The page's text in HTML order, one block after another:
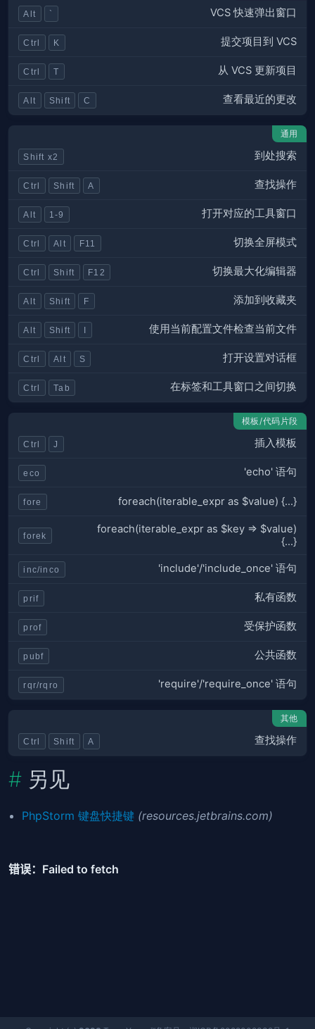
Alt ` VCS 快速弹出窗口
Ctrl K 提交项目到 VCS
Ctrl T 从 VCS 更新项目
Alt Shift C 查看最近的更改
通用
Shift x2 到处搜索
Ctrl Shift A 查找操作
Alt 1-9 打开对应的工具窗口
Ctrl Alt F11 切换全屏模式
Ctrl Shift F12 切换最大化编辑器
Alt Shift F 添加到收藏夹
Alt Shift I 使用当前配置文件检查当前文件
Ctrl Alt S 打开设置对话框
Ctrl Tab 在标签和工具窗口之间切换
模板/代码片段
Ctrl J 插入模板
eco 'echo' 语句
fore foreach(iterable_expr as $value) {...}
forek
foreach(iterable_expr as $key => $value)
{...}
inc/inco 'include'/'include_once' 语句
prif 私有函数
prof 受保护函数
pubf 公共函数
rqr/rqro 'require'/'require_once' 语句
其他
Ctrl Shift A 查找操作
另见
PhpStorm 键盘快捷键 (resources.jetbrains.com)